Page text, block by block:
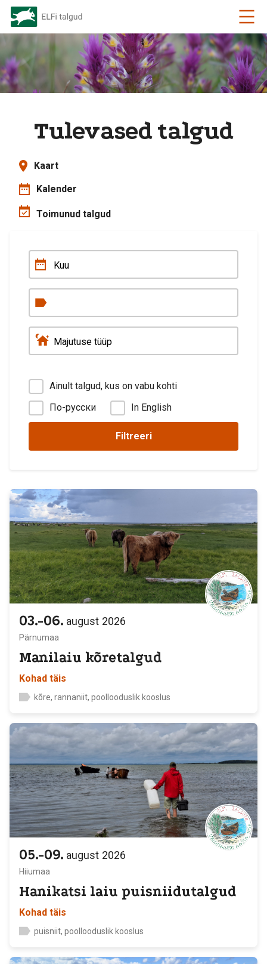
Tulevased talgud
Kaart
Kalender
Toimunud talgud
Ainult talgud, kus on vabu kohti
По-русски
In English
Filtreeri
2026
03.-06. august
Pärnumaa
Manilaiu kõretalgud
Kohad täis
kõre, rannaniit, poollooduslik kooslus
2026
05.-09. august
Hiiumaa
Hanikatsi laiu puisniidutalgud
Kohad täis
puisniit, poollooduslik kooslus